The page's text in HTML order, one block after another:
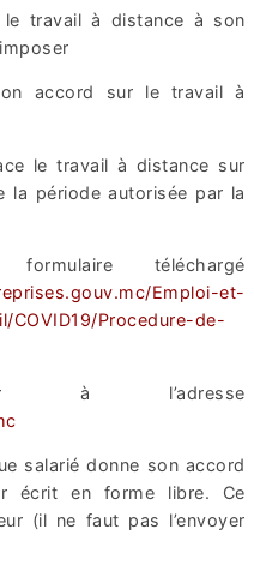
travail à distance à son
accord sur le travail à
le travail à distance sur
la période autorisée par la
téléchargé
Emploi-et-
COVID19/Procedure-de-
à l’adresse
salarié donne son accord
écrit en forme libre. Ce
(il ne faut pas l’envoyer